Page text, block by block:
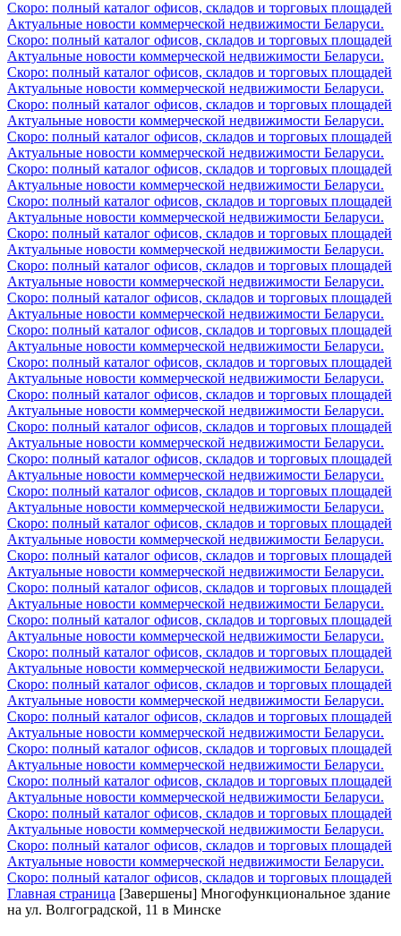
Скоро: полный каталог офисов, складов и торговых площадей
Актуальные новости коммерческой недвижимости Беларуси.
Скоро: полный каталог офисов, складов и торговых площадей
Актуальные новости коммерческой недвижимости Беларуси.
Скоро: полный каталог офисов, складов и торговых площадей
Актуальные новости коммерческой недвижимости Беларуси.
Скоро: полный каталог офисов, складов и торговых площадей
Актуальные новости коммерческой недвижимости Беларуси.
Скоро: полный каталог офисов, складов и торговых площадей
Актуальные новости коммерческой недвижимости Беларуси.
Скоро: полный каталог офисов, складов и торговых площадей
Актуальные новости коммерческой недвижимости Беларуси.
Скоро: полный каталог офисов, складов и торговых площадей
Актуальные новости коммерческой недвижимости Беларуси.
Скоро: полный каталог офисов, складов и торговых площадей
Актуальные новости коммерческой недвижимости Беларуси.
Скоро: полный каталог офисов, складов и торговых площадей
Актуальные новости коммерческой недвижимости Беларуси.
Скоро: полный каталог офисов, складов и торговых площадей
Актуальные новости коммерческой недвижимости Беларуси.
Скоро: полный каталог офисов, складов и торговых площадей
Актуальные новости коммерческой недвижимости Беларуси.
Скоро: полный каталог офисов, складов и торговых площадей
Актуальные новости коммерческой недвижимости Беларуси.
Скоро: полный каталог офисов, складов и торговых площадей
Актуальные новости коммерческой недвижимости Беларуси.
Скоро: полный каталог офисов, складов и торговых площадей
Актуальные новости коммерческой недвижимости Беларуси.
Скоро: полный каталог офисов, складов и торговых площадей
Актуальные новости коммерческой недвижимости Беларуси.
Скоро: полный каталог офисов, складов и торговых площадей
Актуальные новости коммерческой недвижимости Беларуси.
Скоро: полный каталог офисов, складов и торговых площадей
Актуальные новости коммерческой недвижимости Беларуси.
Скоро: полный каталог офисов, складов и торговых площадей
Актуальные новости коммерческой недвижимости Беларуси.
Скоро: полный каталог офисов, складов и торговых площадей
Актуальные новости коммерческой недвижимости Беларуси.
Скоро: полный каталог офисов, складов и торговых площадей
Актуальные новости коммерческой недвижимости Беларуси.
Скоро: полный каталог офисов, складов и торговых площадей
Актуальные новости коммерческой недвижимости Беларуси.
Скоро: полный каталог офисов, складов и торговых площадей
Актуальные новости коммерческой недвижимости Беларуси.
Скоро: полный каталог офисов, складов и торговых площадей
Актуальные новости коммерческой недвижимости Беларуси.
Скоро: полный каталог офисов, складов и торговых площадей
Актуальные новости коммерческой недвижимости Беларуси.
Скоро: полный каталог офисов, складов и торговых площадей
Актуальные новости коммерческой недвижимости Беларуси.
Скоро: полный каталог офисов, складов и торговых площадей
Актуальные новости коммерческой недвижимости Беларуси.
Скоро: полный каталог офисов, складов и торговых площадей
Актуальные новости коммерческой недвижимости Беларуси.
Скоро: полный каталог офисов, складов и торговых площадей
Главная страница [Завершены] Многофункциональное здание
на ул. Волгоградской, 11 в Минске